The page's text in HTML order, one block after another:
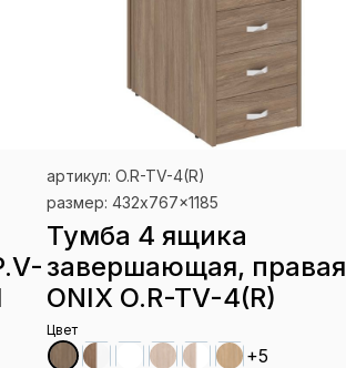
артикул: O.R-TV-4(R)
размер: 432x767x1185
Тумба 4 ящика
завершающая, правая
ONIX O.R-TV-4(R)
Цвет
+5